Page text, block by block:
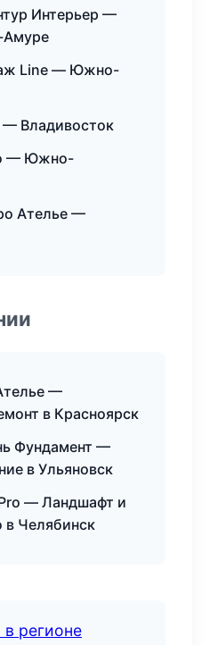
Интерьер —
Амуре
Line — Южно-
Владивосток
— Южно-
Ателье —
—
в Красноярск
Фундамент —
в Ульяновск
— Ландшафт и
в Челябинск
регионе